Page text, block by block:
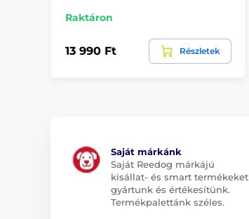
Raktáron
13 990 Ft Részletek
Saját márkánk
Saját Reedog márkájú
kisállat- és smart termékeket
gyártunk és értékesítünk.
Termékpalettánk széles.